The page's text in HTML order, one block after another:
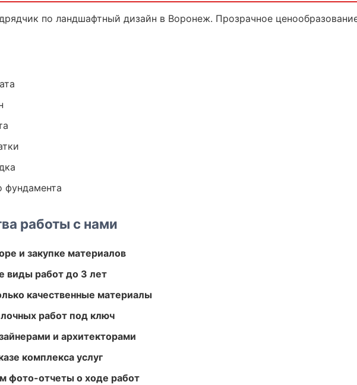
по ландшафтный дизайн в Воронеж. Прозрачное
фундамента
работы с нами
и закупке материалов
виды работ до 3 лет
качественные материалы
работ под ключ
и архитекторами
комплекса услуг
фото-отчеты о ходе работ